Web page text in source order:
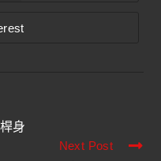
身
Next Post